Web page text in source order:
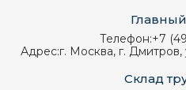
Телефон:+7
Адрес:г. Москва, г.
Склад